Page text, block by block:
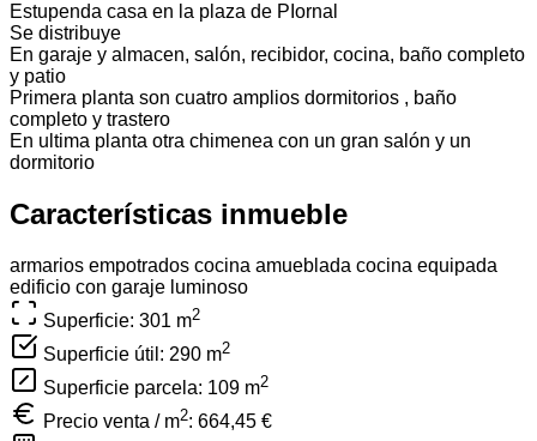
Estupenda casa en la plaza de PIornal
Se distribuye
En garaje y almacen, salón, recibidor, cocina, baño completo
y patio
Primera planta son cuatro amplios dormitorios , baño
completo y trastero
En ultima planta otra chimenea con un gran salón y un
dormitorio
Características inmueble
armarios empotrados cocina amueblada cocina equipada
edificio con garaje luminoso
Superficie: 301 m2
Superficie útil: 290 m2
Superficie parcela: 109 m2
Precio venta / m2: 664,45 €